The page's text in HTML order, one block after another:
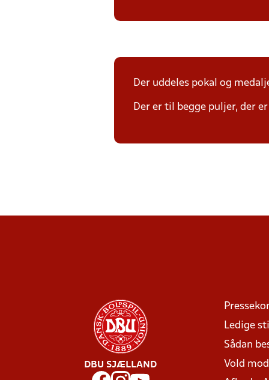
Der uddeles pokal og
Der er til begge puljer, der
DBU SJÆLLAND
Ledige
Sådan
Vold